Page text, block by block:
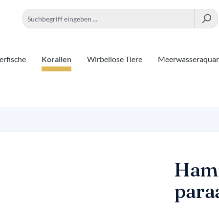
Korallen Wirbellose Tiere